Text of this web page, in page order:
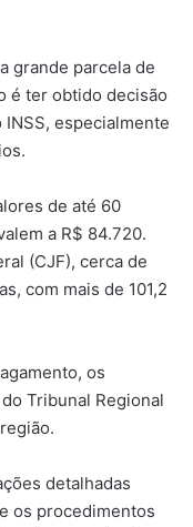
grande parcela de
é ter obtido decisão
especialmente
de até 60
a R$ 84.720.
(CJF), cerca de
com mais de 101,2
os
Tribunal Regional
detalhadas
os procedimentos